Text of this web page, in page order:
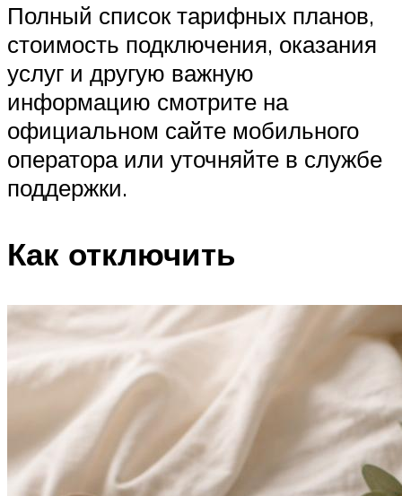
Полный список тарифных планов,
стоимость подключения, оказания
услуг и другую важную
информацию смотрите на
официальном сайте мобильного
оператора или уточняйте в службе
поддержки.
Как отключить